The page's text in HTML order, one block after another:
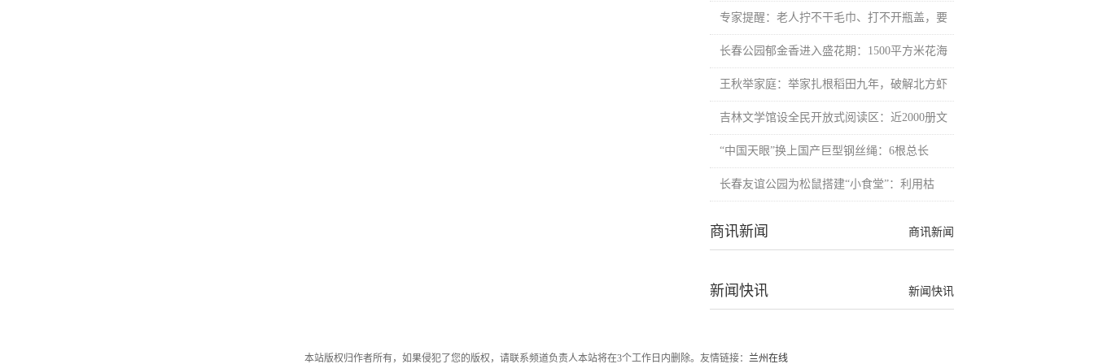
专家提醒：老人拧不干毛巾、打不开瓶盖，要
长春公园郁金香进入盛花期：1500平方米花海
王秋举家庭：举家扎根稻田九年，破解北方虾
吉林文学馆设全民开放式阅读区：近2000册文
“中国天眼”换上国产巨型钢丝绳：6根总长
长春友谊公园为松鼠搭建“小食堂”：利用枯
商讯新闻
商讯新闻
新闻快讯
新闻快讯
本站版权归作者所有，如果侵犯了您的版权，请联系频道负责人本站将在3个工作日内删除。友情链接： 兰州在线